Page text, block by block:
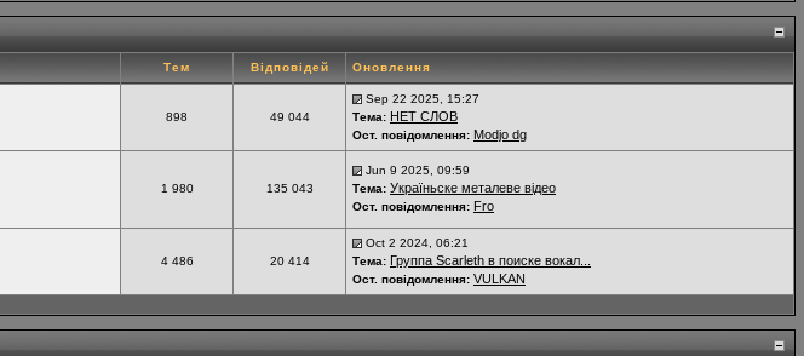
Тем Відповідей Оновлення
898 49 044
Sep 22 2025, 15:27
Тема: НЕТ СЛОВ
Ост. повідомлення: Modjo dg
1 980 135 043
Jun 9 2025, 09:59
Тема: Україньске металеве відео
Ост. повідомлення: Fro
4 486 20 414
Oct 2 2024, 06:21
Тема: Группа Scarleth в поиске вокал...
Ост. повідомлення: VULKAN